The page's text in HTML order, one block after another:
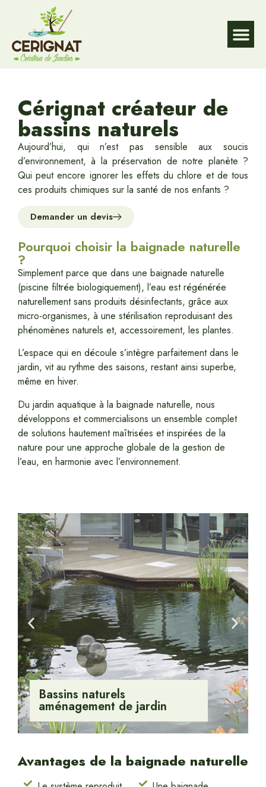
Cérignat créateur de
bassins naturels
Aujourd’hui, qui n’est pas sensible aux soucis
d’environnement, à la préservation de notre planète ?
Qui peut encore ignorer les effets du chlore et de tous
ces produits chimiques sur la santé de nos enfants ?
Demander un devis
Pourquoi choisir la baignade naturelle
?
Simplement parce que dans une baignade naturelle
(piscine filtrée biologiquement), l’eau est régénérée
naturellement sans produits désinfectants, grâce aux
micro-organismes, à une stérilisation reproduisant des
phénomènes naturels et, accessoirement, les plantes.
L’espace qui en découle s’intègre parfaitement dans le
jardin, vit au rythme des saisons, restant ainsi superbe,
même en hiver.
Du jardin aquatique à la baignade naturelle, nous
développons et commercialisons un ensemble complet
de solutions hautement maîtrisées et inspirées de la
nature pour une approche globale de la gestion de
l’eau, en harmonie avec l’environnement.
Bassins naturels
aménagement de jardin
Avantages de la baignade naturelle